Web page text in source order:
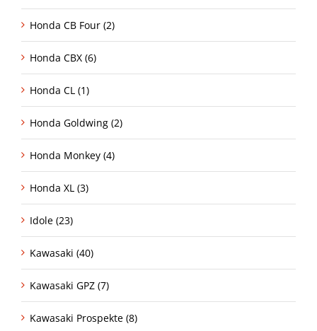
Honda CB Four (2)
Honda CBX (6)
Honda CL (1)
Honda Goldwing (2)
Honda Monkey (4)
Honda XL (3)
Idole (23)
Kawasaki (40)
Kawasaki GPZ (7)
Kawasaki Prospekte (8)